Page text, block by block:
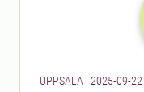
UPPSALA | 2025-09-